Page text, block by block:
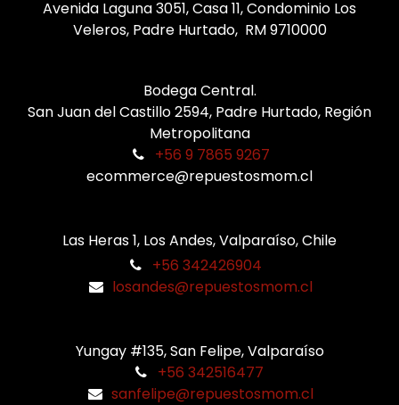
Avenida Laguna 3051, Casa 11, Condominio Los
Veleros, Padre Hurtado, RM 9710000
Bodega Central.
San Juan del Castillo 2594, Padre Hurtado, Región
Metropolitana
+56 9 7865 9267
ecommerce@repuestosmom.cl
Las Heras 1, Los Andes, Valparaíso, Chile
+56 342426904
losandes@repuestosmom.cl
Yungay #135, San Felipe, Valparaíso
+56 342516477
sanfelipe@repuestosmom.cl